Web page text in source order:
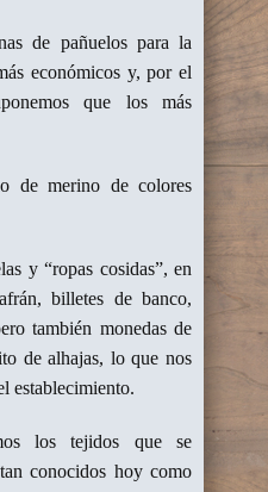
de pañuelos para la
económicos y, por el
que los más
de merino de colores
y “ropas cosidas”, en
billetes de banco,
también monedas de
de alhajas, lo que nos
establecimiento.
los tejidos que se
conocidos hoy como